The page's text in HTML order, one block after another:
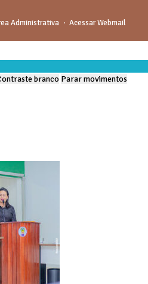
Administrativa Acessar Webmail
branco Parar movimentos